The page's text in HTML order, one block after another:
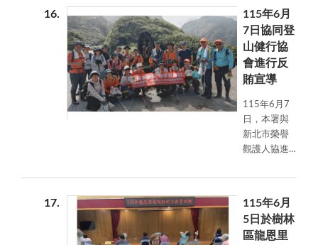
班結合課程
辦理反賄選
及反詐騙宣
導，透過藝
文學習與法
結合，使學
員在陶冶身
心之餘，亦
能建立反賄
守護乾淨選
風與財產安
全。
16
115年6月
7日協同登
山健行協
會進行反
賄宣導
115年6月7
日，本署與
新北市榮譽
觀護人協進
泰山登山健
健行活動期
間辦理反賄
選宣導，藉
17
115年6月
5日於樹林
區龍恩里